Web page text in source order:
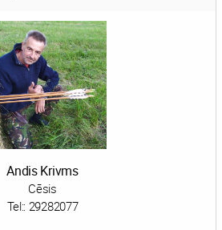
Andis Krivms
Cēsis
Tel:: 29282077